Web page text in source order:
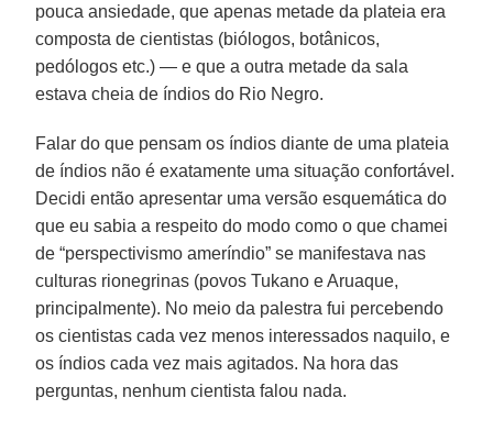
pouca ansiedade, que apenas metade da plateia era
composta de cientistas (biólogos, botânicos,
pedólogos etc.) — e que a outra metade da sala
estava cheia de índios do Rio Negro.
Falar do que pensam os índios diante de uma plateia
de índios não é exatamente uma situação confortável.
Decidi então apresentar uma versão esquemática do
que eu sabia a respeito do modo como o que chamei
de “perspectivismo ameríndio” se manifestava nas
culturas rionegrinas (povos Tukano e Aruaque,
principalmente). No meio da palestra fui percebendo
os cientistas cada vez menos interessados naquilo, e
os índios cada vez mais agitados. Na hora das
perguntas, nenhum cientista falou nada.